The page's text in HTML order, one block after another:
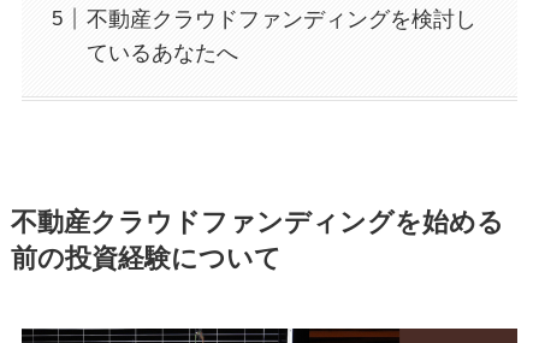
不動産クラウドファンディングを検討し
ているあなたへ
不動産クラウドファンディングを始める
前の投資経験について